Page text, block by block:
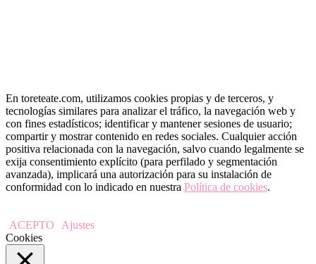
En toreteate.com, utilizamos cookies propias y de terceros, y
tecnologías similares para analizar el tráfico, la navegación web y
con fines estadísticos; identificar y mantener sesiones de usuario;
compartir y mostrar contenido en redes sociales. Cualquier acción
positiva relacionada con la navegación, salvo cuando legalmente se
exija consentimiento explícito (para perfilado y segmentación
avanzada), implicará una autorización para su instalación de
conformidad con lo indicado en nuestra Política de cookies.
ACEPTO
Ajustes
Cookies